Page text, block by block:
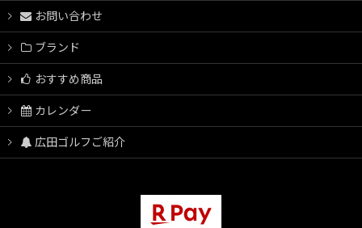
お問い合わせ
ブランド
おすすめ商品
カレンダー
広田ゴルフご紹介